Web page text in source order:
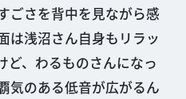
ごさを背中を見ながら感
は浅沼さん自身もリラッ
ど、わるものさんになっ
気のある低音が広がるん